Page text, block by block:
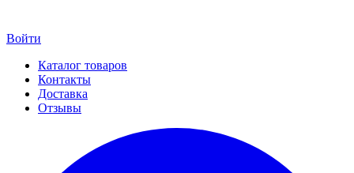
Войти
Каталог товаров
Контакты
Доставка
Отзывы